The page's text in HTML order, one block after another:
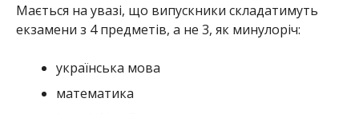
Мається на увазі, що випускники складатимуть
екзамени з 4 предметів, а не 3, як минулоріч:
українська мова
математика